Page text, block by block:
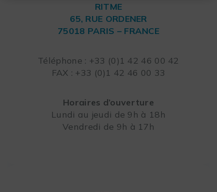
RITME
65, RUE ORDENER
75018 PARIS – FRANCE
Téléphone : +33 (0)1 42 46 00 42
FAX : +33 (0)1 42 46 00 33
Horaires d’ouverture
Lundi au jeudi de 9h à 18h
Vendredi de 9h à 17h